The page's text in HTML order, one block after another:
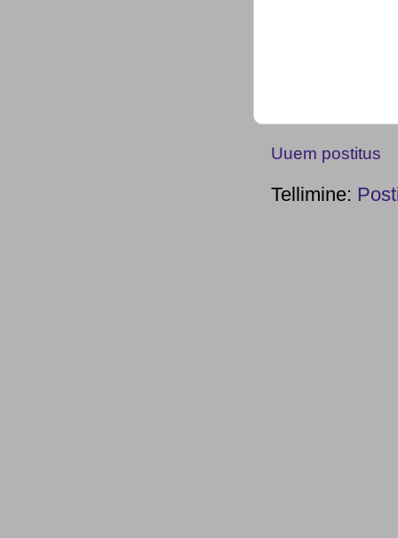
Uuem postitus
Tellimine: